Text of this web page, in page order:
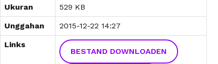
Ukuran 529 KB
Unggahan 2015-12-22 14:27
Links
BESTAND DOWNLOADEN